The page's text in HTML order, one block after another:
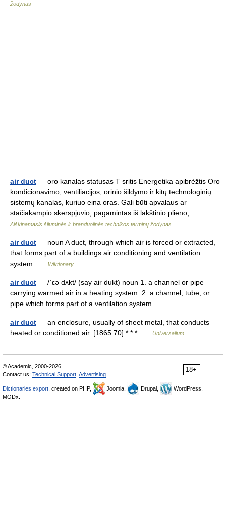
žodynas
air duct — oro kanalas statusas T sritis Energetika apibrėžtis Oro
kondicionavimo, ventiliacijos, orinio šildymo ir kitų technologinių
sistemų kanalas, kuriuo eina oras. Gali būti apvalaus ar
stačiakampio skerspjūvio, pagamintas iš lakštinio plieno,… …
Aiškinamasis šiluminės ir branduolinės technikos terminų žodynas
air duct — noun A duct, through which air is forced or extracted,
that forms part of a buildings air conditioning and ventilation
system …
Wiktionary
air duct — /ˈɛə dʌkt/ (say air dukt) noun 1. a channel or pipe
carrying warmed air in a heating system. 2. a channel, tube, or
pipe which forms part of a ventilation system …
air duct — an enclosure, usually of sheet metal, that conducts
heated or conditioned air. [1865 70] * * * …
Universalium
18+
© Academic, 2000-2026
Contact us: Technical Support Advertising
Dictionaries export , created on PHP, Joomla, Drupal,
WordPress,
MODx.